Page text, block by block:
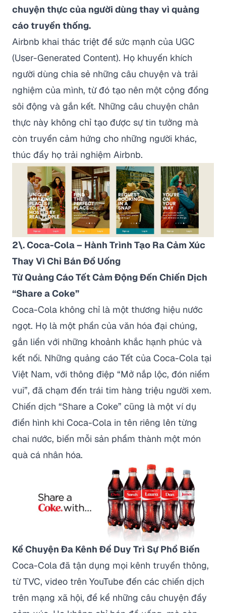
chuyện thực của người dùng thay vì quảng
cáo truyền thống.
Airbnb khai thác triệt để sức mạnh của UGC
(User-Generated Content). Họ khuyến khích
người dùng chia sẻ những câu chuyện và trải
nghiệm của mình, từ đó tạo nên một cộng đồng
sôi động và gắn kết. Những câu chuyện chân
thực này không chỉ tạo được sự tin tưởng mà
còn truyền cảm hứng cho những người khác,
thúc đẩy họ trải nghiệm Airbnb.
2\. Coca-Cola – Hành Trình Tạo Ra Cảm Xúc
Thay Vì Chỉ Bán Đồ Uống
Từ Quảng Cáo Tết Cảm Động Đến Chiến Dịch
“Share a Coke”
Coca-Cola không chỉ là một thương hiệu nước
ngọt. Họ là một phần của văn hóa đại chúng,
gắn liền với những khoảnh khắc hạnh phúc và
kết nối. Những quảng cáo Tết của Coca-Cola tại
Việt Nam, với thông điệp “Mở nắp lộc, đón niềm
vui”, đã chạm đến trái tim hàng triệu người xem.
Chiến dịch “Share a Coke” cũng là một ví dụ
điển hình khi Coca-Cola in tên riêng lên từng
chai nước, biến mỗi sản phẩm thành một món
quà cá nhân hóa.
Kể Chuyện Đa Kênh Để Duy Trì Sự Phổ Biến
Coca-Cola đã tận dụng mọi kênh truyền thông,
từ TVC, video trên YouTube đến các chiến dịch
trên mạng xã hội, để kể những câu chuyện đầy